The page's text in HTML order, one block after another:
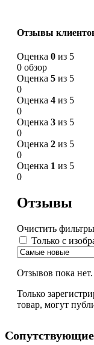
Отзывы
Оценка 0 из 5
0 обзор
Оценка 5 из 5
0
Оценка 4 из 5
0
Оценка 3 из 5
0
Оценка 2 из 5
0
Оценка 1 из 5
0
Отзывы
Очистить фильтры
Только с
Отзывов пока нет.
Только
товар, могут